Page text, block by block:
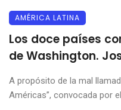
AMÉRICA LATINA
Los doce países
de Washington.
A propósito de la mal
Américas”, convocada por